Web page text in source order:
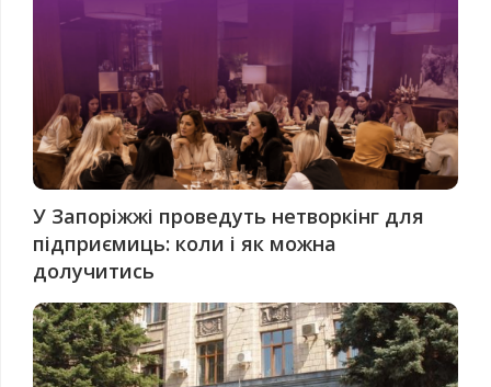
У Запоріжжі проведуть нетворкінг для
підприємиць: коли і як можна
долучитись